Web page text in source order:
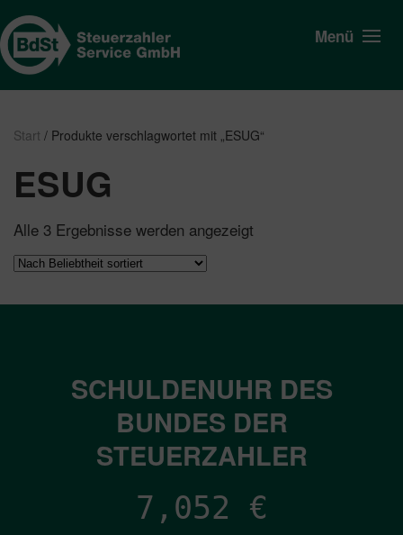
Menü
Start / Produkte verschlagwortet mit „ESUG“
ESUG
Alle 3 Ergebnisse werden angezeigt
SCHULDENUHR DES
BUNDES DER
STEUERZAHLER
7,052 €